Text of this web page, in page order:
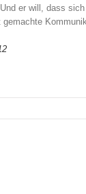
er will, dass